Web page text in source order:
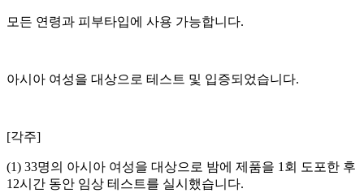
모든 연령과 피부타입에 사용 가능합니다.
아시아 여성을 대상으로 테스트 및 입증되었습니다.
[각주]
(1) 33명의 아시아 여성을 대상으로 밤에 제품을 1회 도포한 후
12시간 동안 임상 테스트를 실시했습니다.